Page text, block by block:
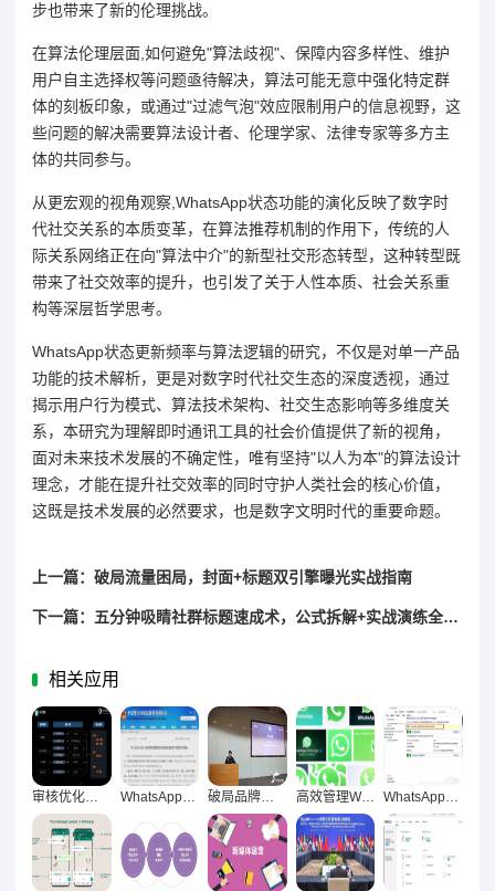
步也带来了新的伦理挑战。
在算法伦理层面,如何避免"算法歧视"、保障内容多样性、维护
用户自主选择权等问题亟待解决，算法可能无意中强化特定群
体的刻板印象，或通过"过滤气泡"效应限制用户的信息视野，这
些问题的解决需要算法设计者、伦理学家、法律专家等多方主
体的共同参与。
从更宏观的视角观察,WhatsApp状态功能的演化反映了数字时
代社交关系的本质变革，在算法推荐机制的作用下，传统的人
际关系网络正在向"算法中介"的新型社交形态转型，这种转型既
带来了社交效率的提升，也引发了关于人性本质、社会关系重
构等深层哲学思考。
WhatsApp状态更新频率与算法逻辑的研究，不仅是对单一产品
功能的技术解析，更是对数字时代社交生态的深度透视，通过
揭示用户行为模式、算法技术架构、社交生态影响等多维度关
系，本研究为理解即时通讯工具的社会价值提供了新的视角，
面对未来技术发展的不确定性，唯有坚持"以人为本"的算法设计
理念，才能在提升社交效率的同时守护人类社会的核心价值，
这既是技术发展的必然要求，也是数字文明时代的重要命题。
上一篇：破局流量困局，封面+标题双引擎曝光实战指南
下一篇：五分钟吸睛社群标题速成术，公式拆解+实战演练全指南
相关应用
WhatsApp防骗终极指南，守护账户资金安全全解析 高效管理WhatsApp聊天，关键词搜索与记录整理全攻略